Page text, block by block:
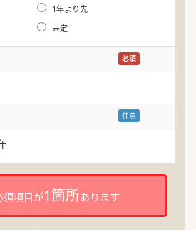
1年より先
未定
必須
任意
須項目が1箇所あります